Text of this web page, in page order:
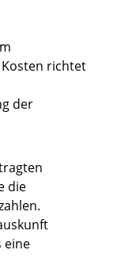
richtet
der
die
eine